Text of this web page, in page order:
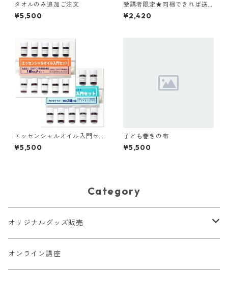
タオルのみ追加ご注文
¥5,500
受講者限定★同梱できれば送
料無料 まるまる育児バイブル
第2版 姿勢ケアとベビーマ
¥2,420
エッセンシャルオイル入門セ
ット(検定2級セット+検定1級A
セット) アロマ検定対策講座
¥5,500
子ども巻きの布
¥5,500
Category
オリジナルグッズ販売
スリング
オンライン講座